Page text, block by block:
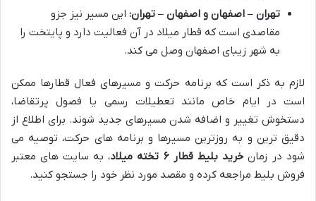
تهران – اصفهان و اصفهان – تهران: این مسیر نیز جزو
مقاصدی است که قطار میلاد در آن فعالیت دارد و پایتخت را
به شهر زیبای اصفهان وصل می کند.
لازم به ذکر است که برنامه حرکت و مسیرهای فعال قطارها ممکن
است در ایام خاص مانند تعطیلات رسمی یا فصول پرتقاضا،
دستخوش تغییر و اضافه شدن مسیرهای جدید شوند. برای اطلاع از
دقیق ترین و به روزترین مسیرها و برنامه های حرکت، توصیه می
شود در زمانخرید بلیط قطار ۶ تخته میلاد
، به سایت های معتبر
فروش بلیط مراجعه کرده و مقصد مورد نظر خود را جستجو کنید.